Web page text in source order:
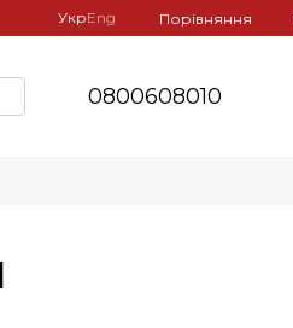
УкрEng Порівняння
0800608010